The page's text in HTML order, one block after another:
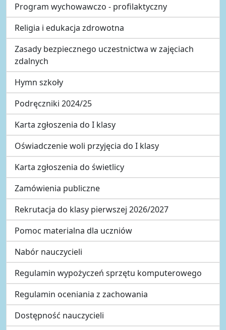
Program wychowawczo - profilaktyczny
Religia i edukacja zdrowotna
Zasady bezpiecznego uczestnictwa w zajęciach
zdalnych
Hymn szkoły
Podręczniki 2024/25
Karta zgłoszenia do I klasy
Oświadczenie woli przyjęcia do I klasy
Karta zgłoszenia do świetlicy
Zamówienia publiczne
Rekrutacja do klasy pierwszej 2026/2027
Pomoc materialna dla uczniów
Nabór nauczycieli
Regulamin wypożyczeń sprzętu komputerowego
Regulamin oceniania z zachowania
Dostępność nauczycieli